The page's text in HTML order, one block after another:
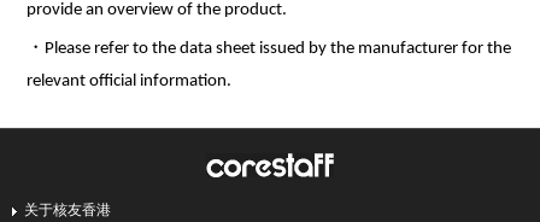
provide an overview of the product.
・Please refer to the data sheet issued by the manufacturer for the
relevant official information.
关于核友香港